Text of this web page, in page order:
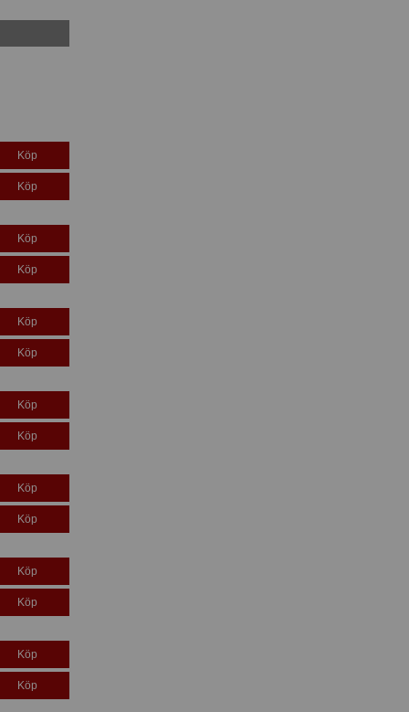
Köp
Köp
Köp
Köp
Köp
Köp
Köp
Köp
Köp
Köp
Köp
Köp
Köp
Köp